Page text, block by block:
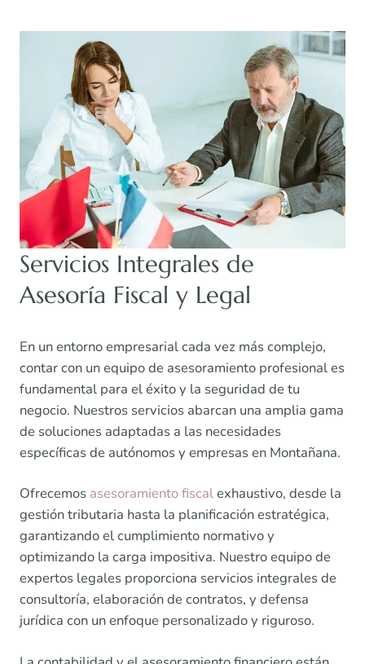
Servicios Integrales de
Asesoría Fiscal y Legal
En un entorno empresarial cada vez más complejo,
contar con un equipo de asesoramiento profesional es
fundamental para el éxito y la seguridad de tu
negocio. Nuestros servicios abarcan una amplia gama
de soluciones adaptadas a las necesidades
específicas de autónomos y empresas en Montañana.
Ofrecemos asesoramiento fiscalexhaustivo, desde la
gestión tributaria hasta la planificación estratégica,
garantizando el cumplimiento normativo y
optimizando la carga impositiva. Nuestro equipo de
expertos legales proporciona servicios integrales de
consultoría, elaboración de contratos, y defensa
jurídica con un enfoque personalizado y riguroso.